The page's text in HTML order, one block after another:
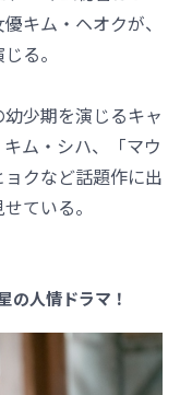
キム・ヘオクが、
る。
少期を演じるキャ
ム・シハ、「マウ
クなど話題作に出
ている。
の人情ドラマ！